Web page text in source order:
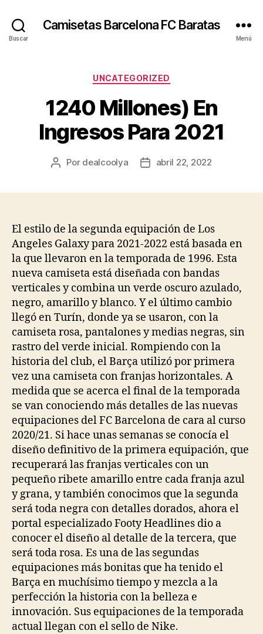
Buscar
Camisetas Barcelona FC Baratas
Menú
Categorías
UNCATEGORIZED
1240 Millones) En
Ingresos Para 2021
Autor
Por dealcoolya
Fechaabril 22, 2022
El estilo de la segunda equipación de Los
Angeles Galaxy para 2021-2022 está basada en
la que llevaron en la temporada de 1996. Esta
nueva camiseta está diseñada con bandas
verticales y combina un verde oscuro azulado,
negro, amarillo y blanco. Y el último cambio
llegó en Turín, donde ya se usaron, con la
camiseta rosa, pantalones y medias negras, sin
rastro del verde inicial. Rompiendo con la
historia del club, el Barça utilizó por primera
vez una camiseta con franjas horizontales. A
medida que se acerca el final de la temporada
se van conociendo más detalles de las nuevas
equipaciones del FC Barcelona de cara al curso
2020/21. Si hace unas semanas se conocía el
diseño definitivo de la primera equipación, que
recuperará las franjas verticales con un
pequeño ribete amarillo entre cada franja azul
y grana, y también conocimos que la segunda
será toda negra con detalles dorados, ahora el
portal especializado Footy Headlines dio a
conocer el diseño al detalle de la tercera, que
será toda rosa. Es una de las segundas
equipaciones más bonitas que ha tenido el
Barça en muchísimo tiempo y mezcla a la
perfección la historia con la belleza e
innovación. Sus equipaciones de la temporada
actual llegan con el sello de Nike.